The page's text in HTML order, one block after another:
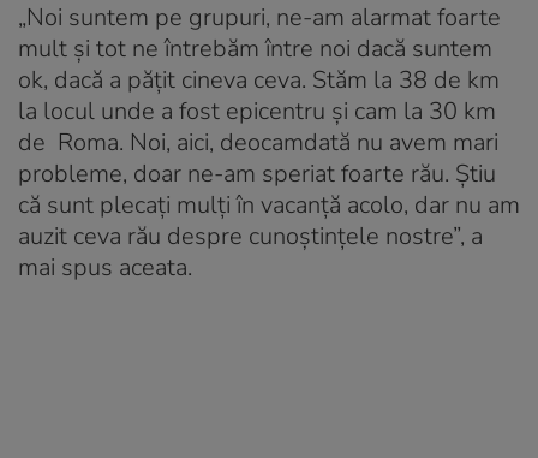
„Noi suntem pe grupuri, ne-am alarmat foarte
mult și tot ne întrebăm între noi dacă suntem
ok, dacă a păţit cineva ceva. Stăm la 38 de km
la locul unde a fost epicentru şi cam la 30 km
de Roma. Noi, aici, deocamdată nu avem mari
probleme, doar ne-am speriat foarte rău. Ştiu
că sunt plecaţi mulţi în vacanţă acolo, dar nu am
auzit ceva rău despre cunoştinţele nostre”, a
mai spus aceata.